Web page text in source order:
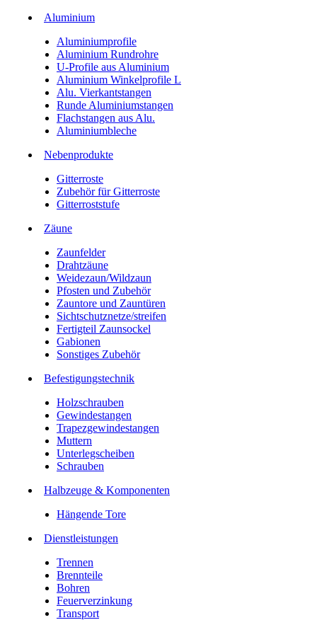
Aluminium
Aluminiumprofile
Aluminium Rundrohre
U-Profile aus Aluminium
Aluminium Winkelprofile L
Alu. Vierkantstangen
Runde Aluminiumstangen
Flachstangen aus Alu.
Aluminiumbleche
Nebenprodukte
Gitterroste
Zubehör für Gitterroste
Gitterroststufe
Zäune
Zaunfelder
Drahtzäune
Weidezaun/Wildzaun
Pfosten und Zubehör
Zauntore und Zauntüren
Sichtschutznetze/streifen
Fertigteil Zaunsockel
Gabionen
Sonstiges Zubehör
Befesti­gungstechnik
Holzschrauben
Gewindestangen
Trapezgewindestangen
Muttern
Unterlegscheiben
Schrauben
Halbzeuge & Komponenten
Hängende Tore
Dienstleistungen
Trennen
Brennteile
Bohren
Feuerverzinkung
Transport